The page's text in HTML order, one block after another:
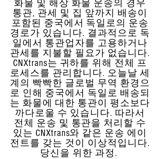
화물 및 해상 화물 운송의 경우
통관, 관세 및 집 앞까지 배송이
포함된 중국에서 독일로의 운송
경로가 있습니다. 결과적으로 독
일에서 통관업자를 고용하거나
관세를 지불할 필요가 없습니다.
CNXtrans는 귀하를 위해 전체 프
로세스를 관리합니다. 오늘날 세
계의 빡빡한 글로벌 무역 환경으
로 인해 중국에서 독일로 배송되
는 화물에 대한 통관이 평소보다
까다로울 수 있습니다. 따라서
전체 운송 및 통관을 처리할 수
있는 CNXtrans와 같은 운송 에이
전트를 갖는 것이 이상적입니다.
당신을 위한 과정.